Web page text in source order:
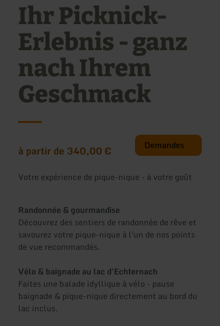
Ihr Picknick-
Erlebnis - ganz
nach Ihrem
Geschmack
à partir de 340,00 € Demandes
Votre expérience de pique-nique - à votre goût
Randonnée & gourmandise
Découvrez des sentiers de randonnée de rêve et
savourez votre pique-nique à l'un de nos points
de vue recommandés.
Vélo & baignade au lac d'Echternach
Faites une balade idyllique à vélo - pause
baignade & pique-nique directement au bord du
lac inclus.